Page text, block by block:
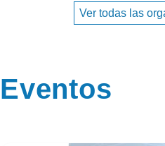
Ver todas las
Eventos